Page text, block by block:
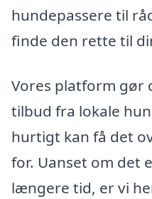
hundepassere til
finde den rette til
Vores platform gør
tilbud fra lokale
hurtigt kan få det
for. Uanset om det
længere tid, er vi